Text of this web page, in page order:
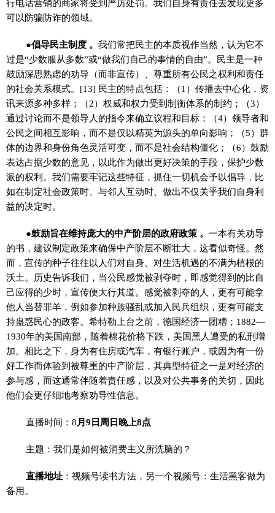
行电话营销的商家将受到严厉处罚。我们自身有责任去发现更多
可以防骗防诈的领域。
●倡导民主制度 。 我们常把民主的本质视作当然，认为它不
过是“少数服从多数”或“做我们自己的事情的自由”。民主是一种
鼓励深思熟虑的劝导（而非宣传）、尊重所有公民之权利和责任
的社会关系模式。[13] 民主的特点包括：（1）传播去中心化，资
讯来源多种多样；（2）权威和权力受到制衡体系的制约；（3）
通过讨论而不是领导人的指令来确立议程和目标；（4）领导者和
公民之间相互影响，而不是仅以精英为源头的单向影响；（5）群
体的边界和身份角色灵活可变，而不是社会结构僵化；（6）鼓励
表达占据少数的意见，以此作为做出更好决策的手段，保护少数
派的权利。我们需要牢记这些特征，抓住一切机会予以倡导，比
如在制定社会政策时、与邻人互动时、做出不仅关乎我们自身利
益的决定时。
●鼓励旨在维持庞大的中产阶层的政府政策 。 一本有关劝导
的书，建议制定政策来确保中产阶层不断壮大，这看似奇怪。然
而，宣传的种子往往以人们对自身、对生活机遇的不满为植根的
沃土。历史告诉我们，当公民感觉被剥夺时，即感觉得到的比自
己应得的少时，宣传便大行其道。感觉被剥夺的人，更有可能拿
他人当替罪羊，例如参加种族骚乱或加入民兵组织，更有可能支
持蛊惑民心的政客。希特勒上台之前，德国经济一团糟；1882—
1930年的美国南部，随着棉花价格下跌，美国黑人遭受的私刑增
加。相比之下，身为有住房或汽车，有银行账户，或因为有一份
好工作而体验到被尊重的中产阶层，其典型特征之一是对经济的
参与感，而这通常伴随着责任感，以及对公共事务的关切，因此
他们会更仔细地考察劝导性信息。
直播时间：8 月9日周日晚上8点
主题：我们是如何被消费主义所洗脑的？
直播地址 ：视频号读书方法，另一个视频号：生活黑客做为
备用。